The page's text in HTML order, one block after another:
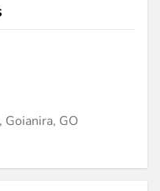
Goianira, GO